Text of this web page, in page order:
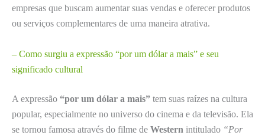
empresas que buscam aumentar suas vendas e oferecer produtos
ou serviços complementares de uma maneira atrativa.
– Como surgiu a expressão “por um dólar a mais” e seu
significado cultural
A expressão “por um dólar a mais” tem suas raízes na cultura
popular, especialmente no universo do cinema e da televisão. Ela
se tornou famosa através do filme de Western intitulado “Por